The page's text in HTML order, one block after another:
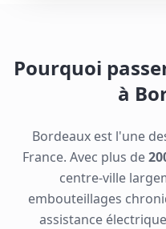
Pourquoi
à
Bordeaux est l'une
France. Avec plus de
centre-ville
embouteillages
assistance